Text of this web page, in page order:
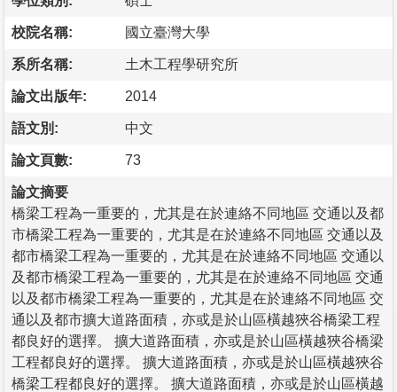
校院名稱: 國立臺灣大學
系所名稱: 土木工程學研究所
論文出版年: 2014
語文別: 中文
論文頁數: 73
論文摘要
橋梁工程為一重要的，尤其是在於連絡不同地區 交通以及都
市橋梁工程為一重要的，尤其是在於連絡不同地區 交通以及
都市橋梁工程為一重要的，尤其是在於連絡不同地區 交通以
及都市橋梁工程為一重要的，尤其是在於連絡不同地區 交通
以及都市橋梁工程為一重要的，尤其是在於連絡不同地區 交
通以及都市擴大道路面積，亦或是於山區橫越狹谷橋梁工程
都良好的選擇。 擴大道路面積，亦或是於山區橫越狹谷橋梁
工程都良好的選擇。 擴大道路面積，亦或是於山區橫越狹谷
橋梁工程都良好的選擇。 擴大道路面積，亦或是於山區橫越